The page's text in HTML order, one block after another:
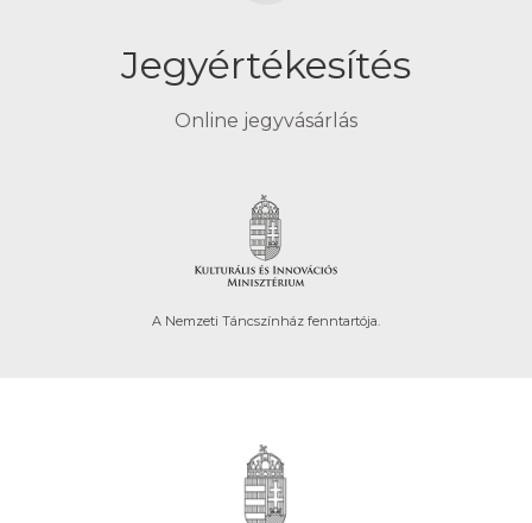
Jegyértékesítés
Online jegyvásárlás
A Nemzeti Táncszínház fenntartója.